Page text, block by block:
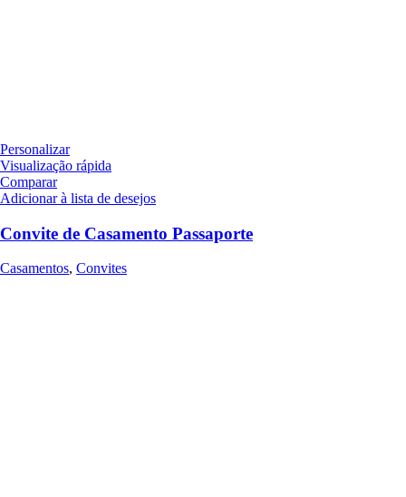
Personalizar
Visualização rápida
Comparar
Adicionar à lista de desejos
Convite de Casamento Passaporte
Casamentos, Convites